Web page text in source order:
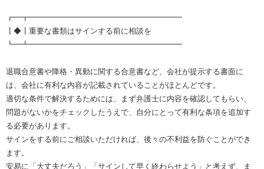
┏━┳━━━━━━━━━━━━━━━━━━━━
┃◆┃重要な書類はサインする前に相談を
┗━┻━━━━━━━━━━━━━━━━━━━━
退職合意書や降格・異動に関する合意書など、会社が提示する書面に
は、会社に有利な内容が記載されていることがほとんどです。
適切な条件で解決するためには、まず弁護士に内容を確認してもらい、
問題がないかをチェックしたうえで、自分にとって有利な条項を追加す
る必要があります。
サインをする前にご相談いただければ、後々の不利益を防ぐことができ
ます。
安易に「大丈夫だろう」「サインして早く終わらせよう」と考えず、ま